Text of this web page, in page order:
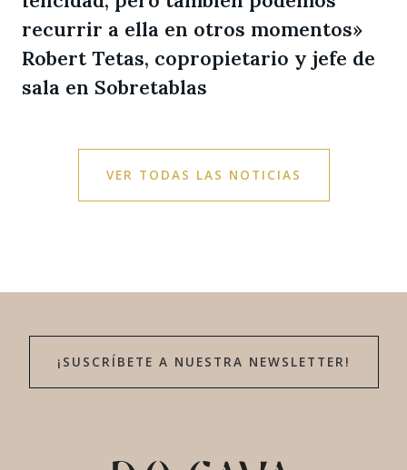
recurrir a ella en otros momentos»
Robert Tetas, copropietario y jefe de
sala en Sobretablas
VER TODAS LAS NOTICIAS
¡SUSCRÍBETE A NUESTRA NEWSLETTER!